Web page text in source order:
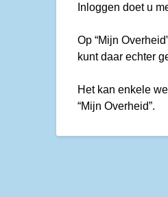
Inloggen doet u
Op “Mijn
kunt daar echter
Het kan enkele
“Mijn Overheid”.